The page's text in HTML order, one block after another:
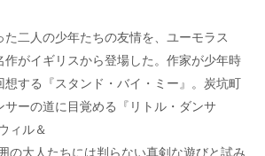
二人の少年たちの友情を、ユーモラス
作がイギリスから登場した。作家が少年時
する『スタンド・バイ・ミー』。炭坑町
ーの道に目覚める『リトル・ダンサ
ィル＆
の大人たちには判らない真剣な遊びと試み